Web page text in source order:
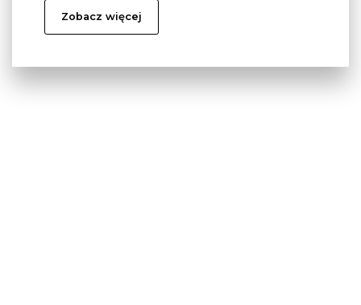
Zobacz więcej